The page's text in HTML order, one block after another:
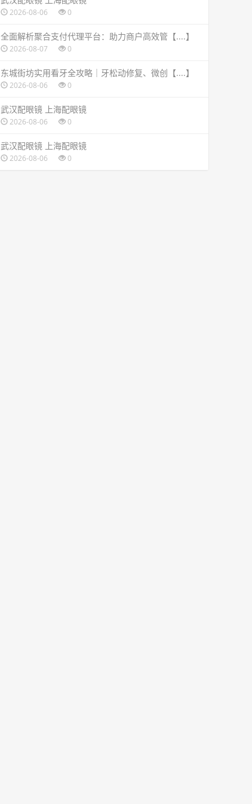
2026-08-06 0
全面解析聚合支付代理平台：助力商户高效管【....】
2026-08-07 0
东城街坊实用看牙全攻略｜牙松动修复、微创【....】
2026-08-06 0
武汉配眼镜 上海配眼镜
2026-08-06 0
武汉配眼镜 上海配眼镜
2026-08-06 0